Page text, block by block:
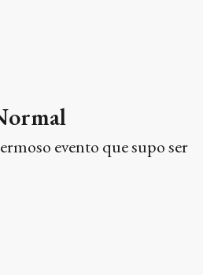
evento que supo ser